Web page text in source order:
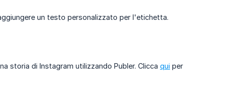
un testo personalizzato per l'etichetta.
storia di Instagram utilizzando Publer. Clicca qui per